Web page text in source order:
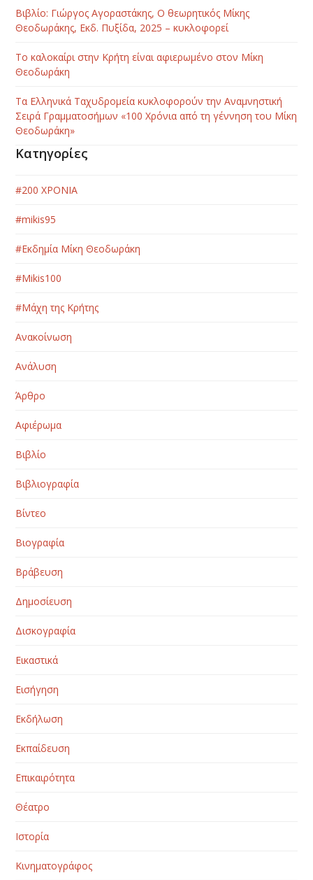
Βιβλίο: Γιώργος Αγοραστάκης, Ο θεωρητικός Μίκης
Θεοδωράκης, Εκδ. Πυξίδα, 2025 – κυκλοφορεί
Το καλοκαίρι στην Κρήτη είναι αφιερωμένο στον Μίκη
Θεοδωράκη
Τα Ελληνικά Ταχυδρομεία κυκλοφορούν την Αναμνηστική
Σειρά Γραμματοσήμων «100 Χρόνια από τη γέννηση του Μίκη
Θεοδωράκη»
Κατηγορίες
#200 ΧΡΟΝΙΑ
#mikis95
#Εκδημία Μίκη Θεοδωράκη
#Μikis100
#Μάχη της Κρήτης
Ανακοίνωση
Ανάλυση
Άρθρο
Αφιέρωμα
Βιβλίο
Βιβλιογραφία
Βίντεο
Βιογραφία
Βράβευση
Δημοσίευση
Δισκογραφία
Εικαστικά
Εισήγηση
Εκδήλωση
Εκπαίδευση
Επικαιρότητα
Θέατρο
Ιστορία
Κινηματογράφος